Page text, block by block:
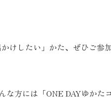
けしたい」かた、ぜひご参
方には「ONE DAYゆかた